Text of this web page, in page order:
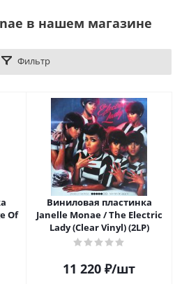
в нашем магазине
Фильтр
Of
Виниловая пластинка
Janelle Monae / The Electric
Lady (Clear Vinyl) (2LP)
11 220 ₽/шт